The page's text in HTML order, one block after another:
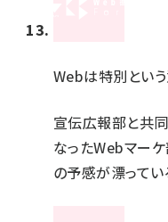
Webは特別とい
宣伝広報部と共
なったWebマー
の予感が漂ってい